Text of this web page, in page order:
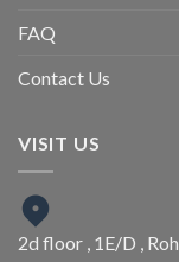
FAQ
Contact Us
VISIT US
2d floor , 1E/D ,